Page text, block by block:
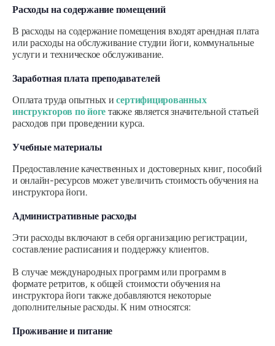
Расходы на содержание помещений
В расходы на содержание помещения входят арендная плата
или расходы на обслуживание студии йоги, коммунальные
услуги и техническое обслуживание.
Заработная плата преподавателей
Оплата труда опытных исертифицированных
инструкторов по йоге также является значительной статьей
расходов при проведении курса.
Учебные материалы
Предоставление качественных и достоверных книг, пособий
и онлайн-ресурсов может увеличить стоимость обучения на
инструктора йоги.
Административные расходы
Эти расходы включают в себя организацию регистрации,
составление расписания и поддержку клиентов.
В случае международных программ или программ в
формате ретритов, к общей стоимости обучения на
инструктора йоги также добавляются некоторые
дополнительные расходы. К ним относятся:
Проживание и питание